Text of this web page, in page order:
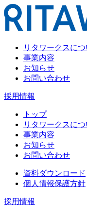
リタワークスにつ
事業内容
お知らせ
お問い合わせ
採用情報
トップ
リタワークスにつ
事業内容
お知らせ
お問い合わせ
資料ダウンロード
個人情報保護方針
採用情報